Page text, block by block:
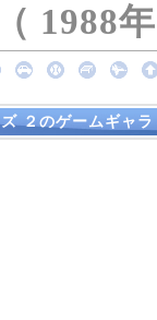
1988
２のゲームギャラ